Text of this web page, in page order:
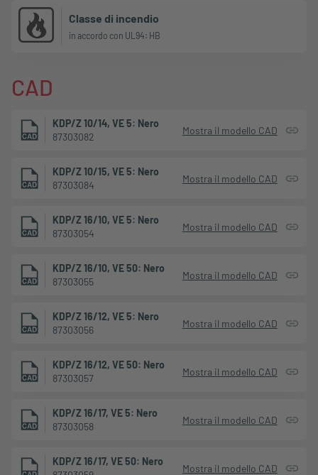
Classe di incendio
in accordo con UL94: HB
CAD
KDP/Z 10/14, VE 5: Nero
87303082
Mostra il modello CAD
KDP/Z 10/15, VE 5: Nero
87303084
Mostra il modello CAD
KDP/Z 16/10, VE 5: Nero
87303054
Mostra il modello CAD
KDP/Z 16/10, VE 50: Nero
87303055
Mostra il modello CAD
KDP/Z 16/12, VE 5: Nero
87303056
Mostra il modello CAD
KDP/Z 16/12, VE 50: Nero
87303057
Mostra il modello CAD
KDP/Z 16/17, VE 5: Nero
87303058
Mostra il modello CAD
KDP/Z 16/17, VE 50: Nero
Mostra il modello CAD